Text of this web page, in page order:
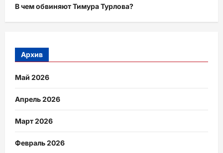
В чем обвиняют Тимура Турлова?
Архив
Май 2026
Апрель 2026
Март 2026
Февраль 2026